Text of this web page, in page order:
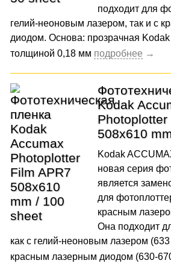
подходит для
гелий-неоновым лазером, так и с
диодом. Основа: прозрачная
толщиной 0,18 мм
Kodak
Photoplotter
508x610
Kodak
новая серия
является
для
красным
Она подходит
как с гелий-неоновым лазером (633
красным лазерным диодом (630-